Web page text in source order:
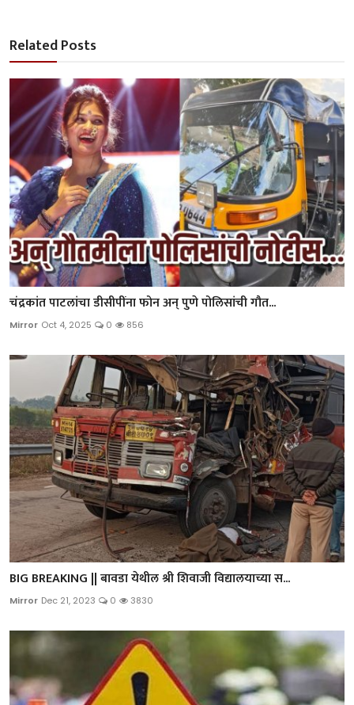
Related Posts
चंद्रकांत पाटलांचा डीसीपींना फोन अन् पुणे पोलिसांची गौत...
Mirror Oct 4, 2025 0 856
BIG BREAKING || बावडा येथील श्री शिवाजी विद्यालयाच्या स...
Mirror Dec 21, 2023 0 3830